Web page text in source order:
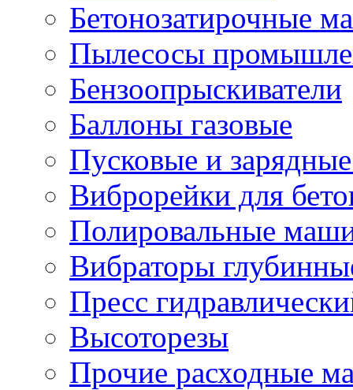
Бетонозатирочные
Пылесосы
Бензоопрыскиватели
Баллоны газовые
Пусковые и
Виброрейки для
Полировальные
Вибраторы
Пресс
Высоторезы
Прочие расходные